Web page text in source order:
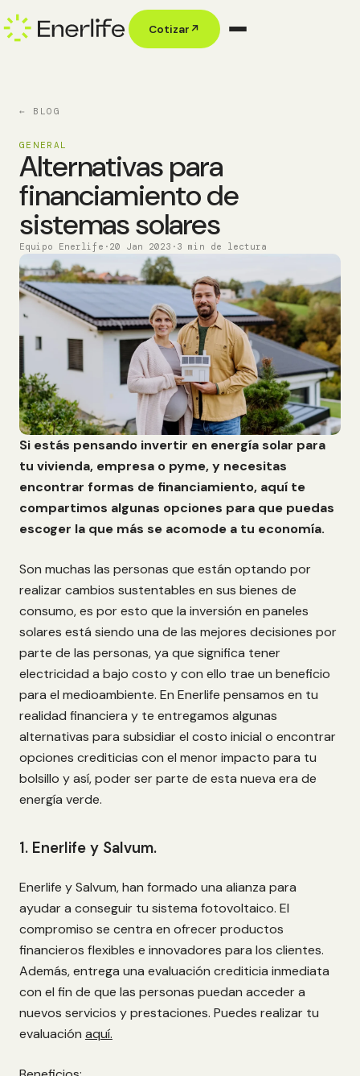
Cotizar↗
← BLOG
GENERAL
Alternativas para
financiamiento de
sistemas solares
Equipo Enerlife · 20 Jan 2023 · 3 min de lectura
Si estás pensando invertir en energía solar para
tu vivienda, empresa o pyme, y necesitas
encontrar formas de financiamiento, aquí te
compartimos algunas opciones para que puedas
escoger la que más se acomode a tu economía.
Son muchas las personas que están optando por
realizar cambios sustentables en sus bienes de
consumo, es por esto que la inversión en paneles
solares está siendo una de las mejores decisiones por
parte de las personas, ya que significa tener
electricidad a bajo costo y con ello trae un beneficio
para el medioambiente. En Enerlife pensamos en tu
realidad financiera y te entregamos algunas
alternativas para subsidiar el costo inicial o encontrar
opciones crediticias con el menor impacto para tu
bolsillo y así, poder ser parte de esta nueva era de
energía verde.
1. Enerlife y Salvum.
Enerlife y Salvum, han formado una alianza para
ayudar a conseguir tu sistema fotovoltaico. El
compromiso se centra en ofrecer productos
financieros flexibles e innovadores para los clientes.
Además, entrega una evaluación crediticia inmediata
con el fin de que las personas puedan acceder a
nuevos servicios y prestaciones. Puedes realizar tu
evaluación aquí.